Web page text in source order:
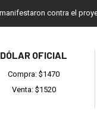
contra el
DÓLAR OFICIAL
Compra: $1470
Venta: $1520